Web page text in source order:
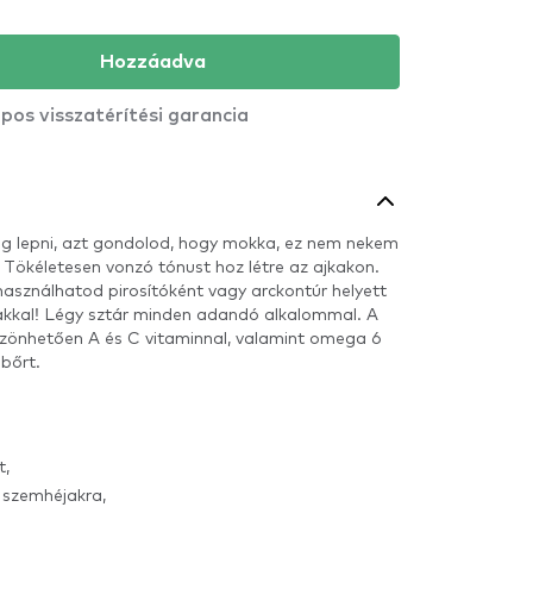
Hozzáadva
visszatérítési garancia
lepni, azt gondolod, hogy mokka, ez nem nekem
vonzó tónust hoz létre az ajkakon.
pirosítóként vagy arckontúr helyett
Légy sztár minden adandó alkalommal. A
A és C vitaminnal, valamint omega 6